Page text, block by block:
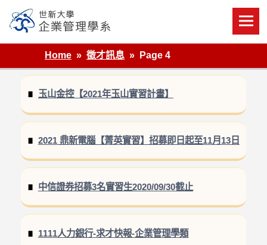
content
世新大學企業管理學系
Home
徵才訊息 Page 4
玉山金控【2021年玉山實習計畫】
2021 鼎新電腦【菁英實習】招募即日起至11月13日
中信證券招募3名實習生2020/09/30截止
1111人力銀行-求才快報-企業管理學類